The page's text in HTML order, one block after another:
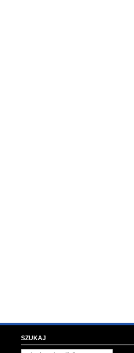
SZUKAJ